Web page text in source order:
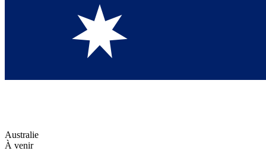
Australie
À venir